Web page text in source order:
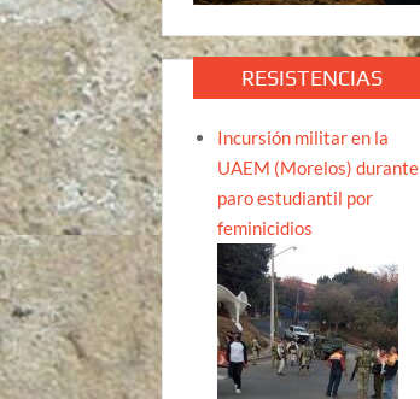
RESISTENCIAS
Incursión militar en la
UAEM (Morelos) durante
paro estudiantil por
feminicidios